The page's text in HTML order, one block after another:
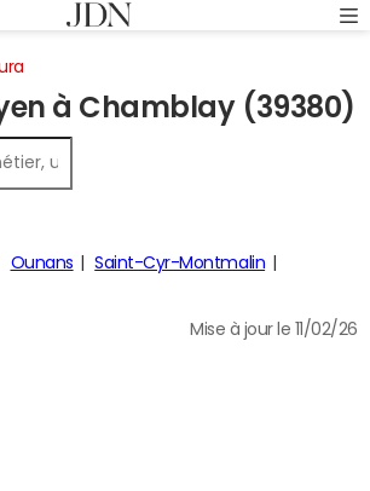
à Chamblay (39380)
Ounans
Saint-Cyr-Montmalin
Mise à jour le 11/02/26